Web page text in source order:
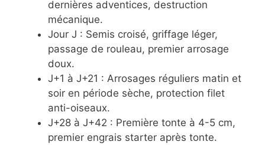
dernières adventices, destruction
mécanique.
Jour J : Semis croisé, griffage léger,
passage de rouleau, premier arrosage
doux.
J+1 à J+21 : Arrosages réguliers matin et
soir en période sèche, protection filet
anti-oiseaux.
J+28 à J+42 : Première tonte à 4-5 cm,
premier engrais starter après tonte.